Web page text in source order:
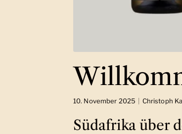
10. November 2025 Christoph
Südafrika über